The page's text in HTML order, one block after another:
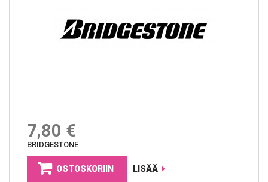
7,80 €
BRIDGESTONE
OSTOSKORIIN LISÄÄ